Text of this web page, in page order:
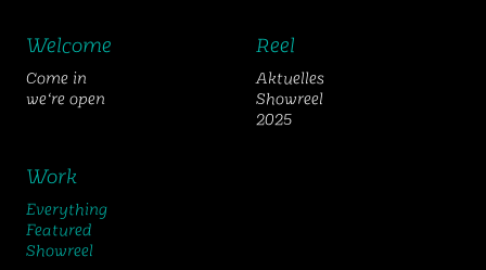
Welcome
Come in
we‘re open
Reel
Aktuelles
Showreel
2025
Work
Everything
Featured
Showreel